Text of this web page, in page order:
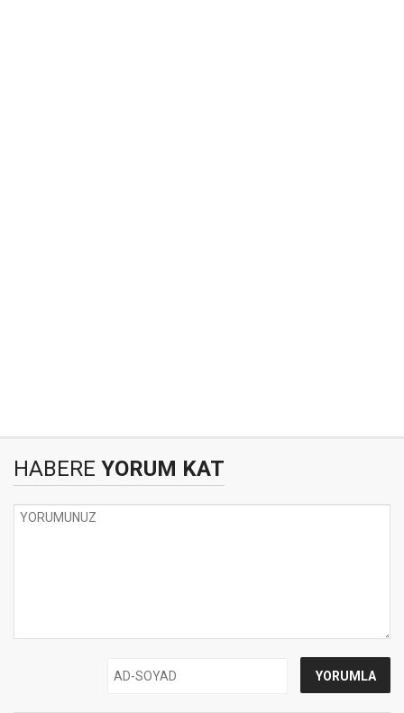
HABERE YORUM KAT